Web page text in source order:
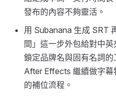
發布的內容不夠靈活。
用 Subanana 生成 SRT
間」這一步外包給對中
鎖定品牌名與固有名詞
After Effects 繼續做字幕
的補位流程。